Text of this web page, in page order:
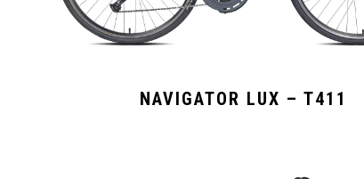
NAVIGATOR LUX – T411